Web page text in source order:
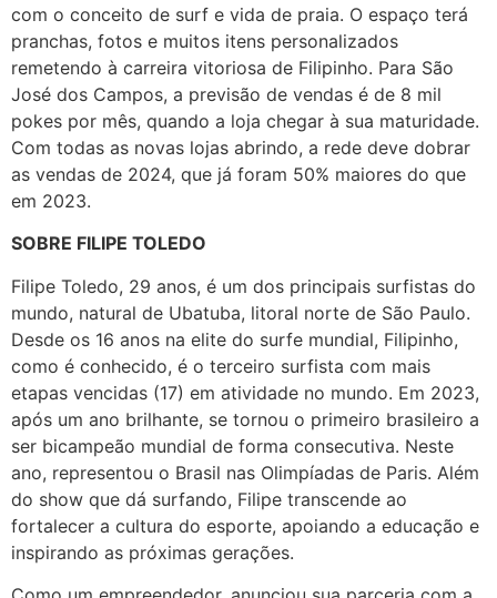
com o conceito de surf e vida de praia. O espaço terá
pranchas, fotos e muitos itens personalizados
remetendo à carreira vitoriosa de Filipinho. Para São
José dos Campos, a previsão de vendas é de 8 mil
pokes por mês, quando a loja chegar à sua maturidade.
Com todas as novas lojas abrindo, a rede deve dobrar
as vendas de 2024, que já foram 50% maiores do que
em 2023.
SOBRE FILIPE TOLEDO
Filipe Toledo, 29 anos, é um dos principais surfistas do
mundo, natural de Ubatuba, litoral norte de São Paulo.
Desde os 16 anos na elite do surfe mundial, Filipinho,
como é conhecido, é o terceiro surfista com mais
etapas vencidas (17) em atividade no mundo. Em 2023,
após um ano brilhante, se tornou o primeiro brasileiro a
ser bicampeão mundial de forma consecutiva. Neste
ano, representou o Brasil nas Olimpíadas de Paris. Além
do show que dá surfando, Filipe transcende ao
fortalecer a cultura do esporte, apoiando a educação e
inspirando as próximas gerações.